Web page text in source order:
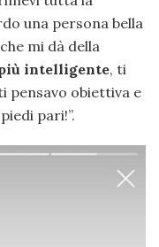
una persona bella
mi dà della
intelligente, ti
pensavo obiettiva e
pari!”.